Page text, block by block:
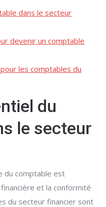
dans le secteur
devenir un comptable
les comptables du
du
le secteur
du comptable est
et la conformité
du secteur financier sont